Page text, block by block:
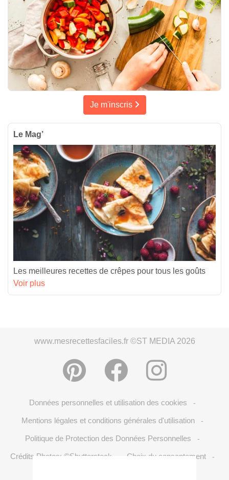
Je m'inscris
Le Mag’
Les meilleures recettes de crêpes pour tous les goûts
Voir plus
www.mesrecettesfaciles.fr ©ST MEDIA 2026
Données personnelles et utilisation des cookies -
Mentions légales et conditions générales d'utilisation -
Politique de Protection des Données Personnelles -
Crédits Photos: ©Shutterstock Choix du consentement -